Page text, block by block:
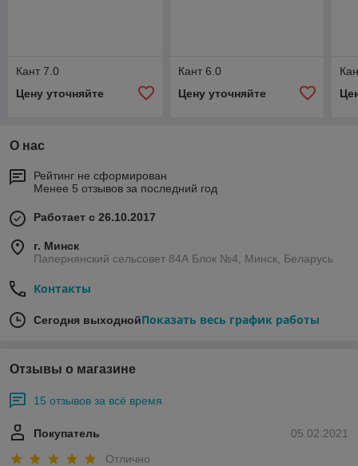
Кант 7.0
Цену уточняйте
Кант 6.0
Цену уточняйте
О нас
Рейтинг не сформирован
Менее 5 отзывов за последний год
Работает с 26.10.2017
г. Минск
Папернянский сельсовет 84А Блок №4, Минск, Беларусь
Контакты
Сегодня выходнойПоказать весь график работы
Отзывы о магазине
15 отзывов за всё время
05.02.2021
Покупатель
Отлично